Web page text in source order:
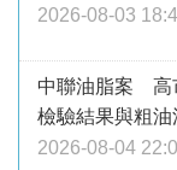
2026-08-03
中聯油脂案 高
檢驗結果與粗油
2026-08-04